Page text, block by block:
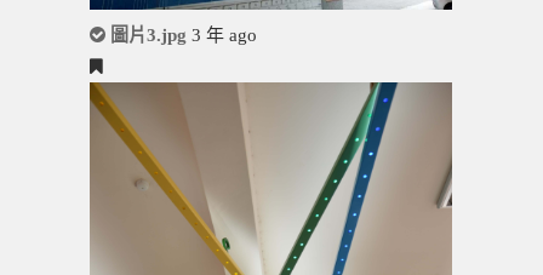
圖片3.jpg 3 年 ago